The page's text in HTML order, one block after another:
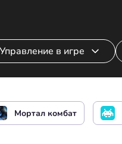
Управление в игре
Управление бойцом
Мортал комбат